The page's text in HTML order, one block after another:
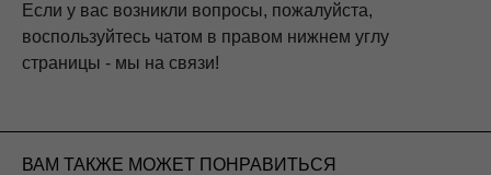
Если у вас возникли вопросы, пожалуйста,
воспользуйтесь чатом в правом нижнем углу
страницы - мы на связи!
ВАМ ТАКЖЕ МОЖЕТ ПОНРАВИТЬСЯ